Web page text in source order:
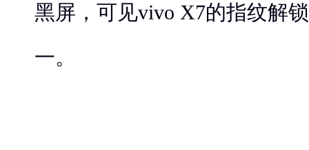
黑屏，可见vivo X7的指纹解
一。